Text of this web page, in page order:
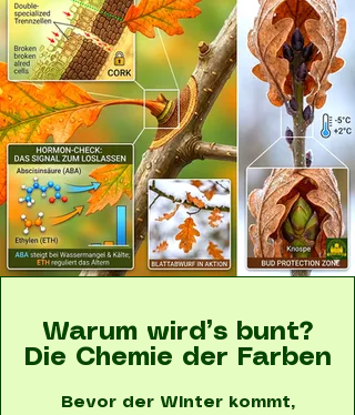
Warum wird’s bunt?
Die Chemie der Farben
Bevor der Winter kommt,